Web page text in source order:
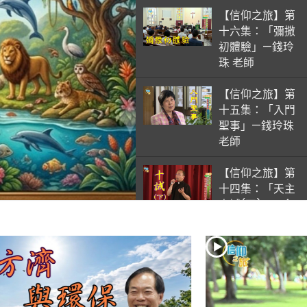
【信仰之旅】第
十六集：「彌撒
初體驗」—錢玲
珠 老師
【信仰之旅】第
十五集：「入門
聖事」—錢玲珠
老師
【信仰之旅】第
十四集：「天主
十誡(下)」—金
【信仰之旅】第
十三集：「天主
十誡(上)」—金
毓瑋 神父